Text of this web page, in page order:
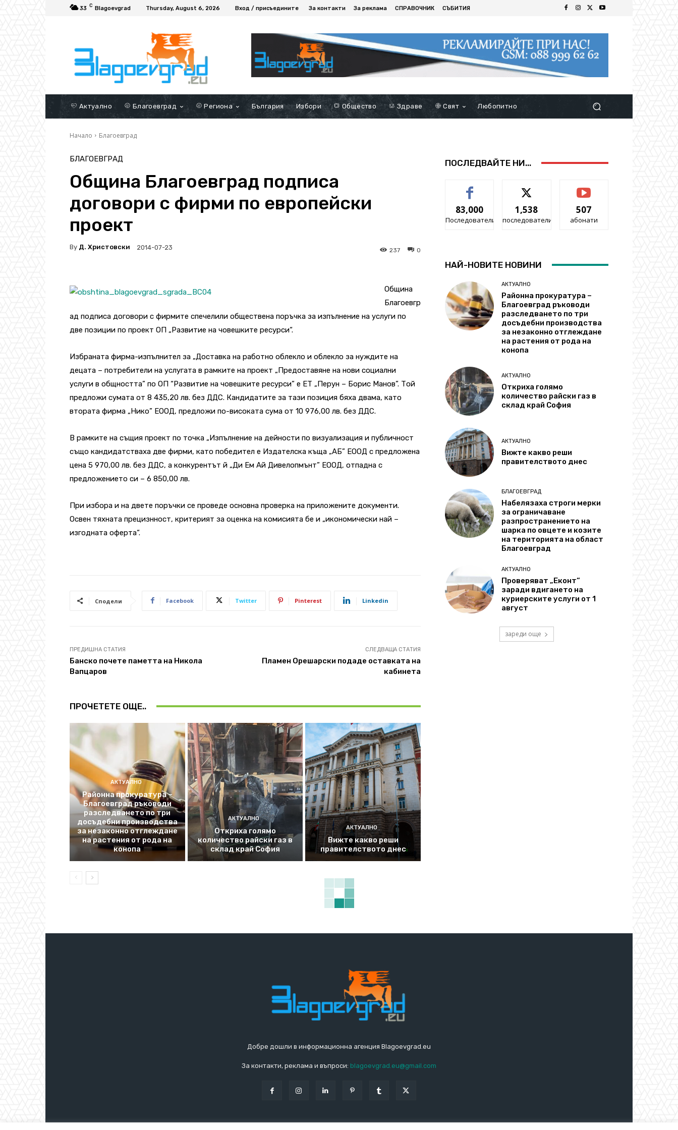
33 C Blagoevgrad Thursday, August 6, 2026 Вход / присъедините За контакти За реклама СПРАВОЧНИК СЪБИТИЯ
Актуално Благоевград Региона България Избори Общество Здраве Свят Любопитно
Начало Благоевград
БЛАГОЕВГРАД
Община Благоевград подписа
договори с фирми по европейски
проект
By Д. Христовски 2014-07-23 0
237
Община
Благоевгр
ад подписа договори с фирмите спечелили обществена поръчка за изпълнение на услуги по
две позиции по проект ОП „Развитие на човешките ресурси“.
Избраната фирма-изпълнител за „Доставка на работно облекло и облекло за нуждите на
децата – потребители на услугата в рамките на проект „Предоставяне на нови социални
услуги в общността” по ОП “Развитие на човешките ресурси” е ЕТ „Перун – Борис Манов”. Той
предложи сумата от 8 435,20 лв. без ДДС. Кандидатите за тази позиция бяха двама, като
втората фирма „Нико” ЕООД, предложи по-високата сума от 10 976,00 лв. без ДДС.
В рамките на същия проект по точка „Изпълнение на дейности по визуализация и публичност
също кандидатстваха две фирми, като победител e Издателска къща „АБ” ЕООД с предложена
цена 5 970,00 лв. без ДДС, а конкурентът й „Ди Ем Ай Дивелопмънт” ЕООД, отпадна с
предложението си – 6 850,00 лв.
При избора и на двете поръчки се проведе основна проверка на приложените документи.
Освен тяхната прецизнност, критерият за оценка на комисията бе и „икономически най –
изгодната оферта“.
Сподели Facebook Twitter Pinterest Linkedin
ПРЕДИШНА СТАТИЯ
Банско почете паметта на Никола
Вапцаров
СЛЕДВАЩА СТАТИЯ
Пламен Орешарски подаде оставката на
кабинета
ПРОЧЕТЕТЕ ОЩЕ..
АКТУАЛНО
Районна прокуратура –
Благоевград ръководи
разследването по три
досъдебни производства
за незаконно отглеждане
на растения от рода на
конопа
АКТУАЛНО
Откриха голямо
количество райски газ в
склад край София
АКТУАЛНО
Вижте какво реши
правителството днес
ПОСЛЕДВАЙТЕ НИ...
83,000
Последователи
1,538
последователи
507
абонати
НАЙ-НОВИТЕ НОВИНИ
АКТУАЛНО
Районна прокуратура –
Благоевград ръководи
разследването по три
досъдебни производства
за незаконно отглеждане
на растения от рода на
конопа
АКТУАЛНО
Откриха голямо
количество райски газ в
склад край София
АКТУАЛНО
Вижте какво реши
правителството днес
БЛАГОЕВГРАД
Набелязаха строги мерки
за ограничаване
разпространението на
шарка по овцете и козите
на територията на област
Благоевград
АКТУАЛНО
Проверяват „Еконт“
заради вдигането на
куриерските услуги от 1
август
зареди още
Добре дошли в информационна агенция Blagoevgrad.eu
За контакти, реклама и въпроси: blagoevgrad.eu@gmail.com